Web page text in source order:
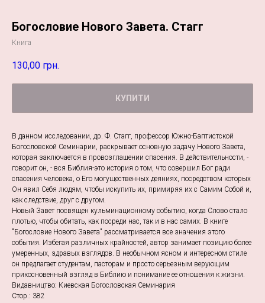
Богословие Нового Завета. Стагг
Книга
130,00 грн.
КУПИТИ
В данном исследовании, др. Ф. Стагг, профессор Южно-Баптистской
Богословской Семинарии, раскрывает основную задачу Нового Завета,
которая заключается в провозглашении спасения. В действительности, -
говорит он, - вся Библия-это история о том, что совершил Бог ради
спасения человека, о Его могущественных деяниях, посредством которых
Он явил Себя людям, чтобы искупить их, примиряя их с Самим Собой и,
как следствие, друг с другом.
Новый Завет посвящен кульминационному событию, когда Слово стало
плотью, чтобы обитать, как посреди нас, так и в нас самих. В книге
"Богословие Нового Завета" рассматривается все значения этого
события. Избегая различных крайностей, автор занимает позицию более
умеренных, здравых взглядов. В необычном ясном и интересном стиле
он предлагает студентам, пасторам и просто серьезным верующим
прикосновенный взгляд в Библию и понимание ее отношения к жизни.
Видавництво: Киевская Богословская Семинария
Стор.: 382